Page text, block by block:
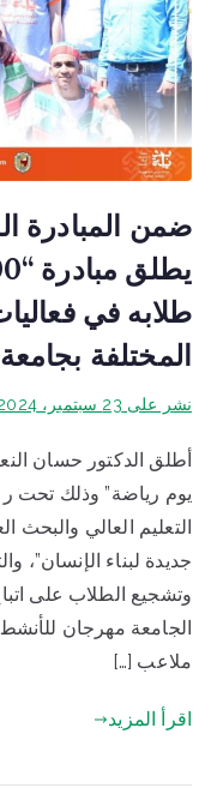
ضمن المبادرة
طلابه في
المختلفة
نشر على 23 سبتمبر، 2024
يوم رياضة” وذلك تحت
التعليم العالي والبحث
جديدة لبناء الإنسان”،
وتشجيع الطلاب على
الجامعة مهرجان
ملاعب […]
اقرأ المزيد